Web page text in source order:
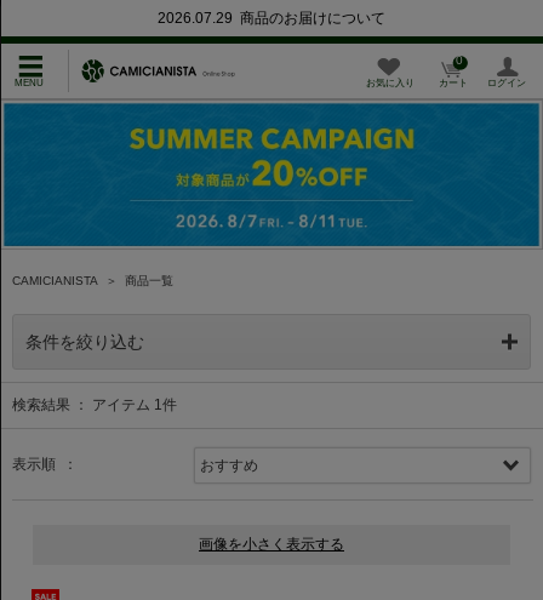
2026.07.29 商品のお届けについて
お気に入り カート
0
ログイン
CAMICIANISTA ＞ 商品一覧
条件を絞り込む
検索結果 ： アイテム 1 件
表示順 ：